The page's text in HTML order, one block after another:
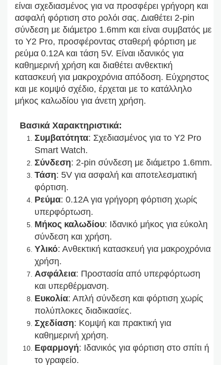
είναι σχεδιασμένος για να προσφέρει γρήγορη και
ασφαλή φόρτιση στο ρολόι σας. Διαθέτει 2-pin
σύνδεση με διάμετρο 1.6mm και είναι συμβατός με
το Y2 Pro, προσφέροντας σταθερή φόρτιση με
ρεύμα 0.12A και τάση 5V. Είναι ιδανικός για
καθημερινή χρήση και διαθέτει ανθεκτική
κατασκευή για μακροχρόνια απόδοση. Εύχρηστος
και με κομψό σχέδιο, έρχεται με το κατάλληλο
μήκος καλωδίου για άνετη χρήση.
Βασικά Χαρακτηριστικά:
Συμβατότητα: Σχεδιασμένος για το Y2 Pro
Smart Watch.
Σύνδεση: 2-pin σύνδεση με διάμετρο 1.6mm.
Τάση: 5V για ασφαλή και αποτελεσματική
φόρτιση.
Ρεύμα: 0.12A για γρήγορη φόρτιση χωρίς
υπερφόρτωση.
Μήκος καλωδίου: Ιδανικό μήκος για εύκολη
σύνδεση και χρήση.
Υλικό: Ανθεκτική κατασκευή για μακροχρόνια
χρήση.
Ασφάλεια: Προστασία από υπερφόρτωση
και υπερθέρμανση.
Ευκολία: Απλή σύνδεση και φόρτιση χωρίς
πολύπλοκες διαδικασίες.
Σχεδίαση: Κομψή και πρακτική για
καθημερινή χρήση.
Εφαρμογή: Ιδανικός για φόρτιση στο σπίτι ή
το γραφείο.